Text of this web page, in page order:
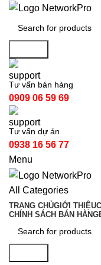
Tư vấn bán hàng
0909 06 59 69
Tư vấn dự án
0938 16 56 77
Menu
All Categories
TRANG CHỦGIỚI THIỆU
CHÍNH SÁCH BÁN HÀNG